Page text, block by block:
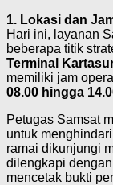
1. Lokasi dan
Hari ini, layanan
beberapa titik
Terminal
memiliki jam
08.00 hingga
Petugas Samsat
untuk
ramai dikunjungi
dilengkapi
mencetak bukti